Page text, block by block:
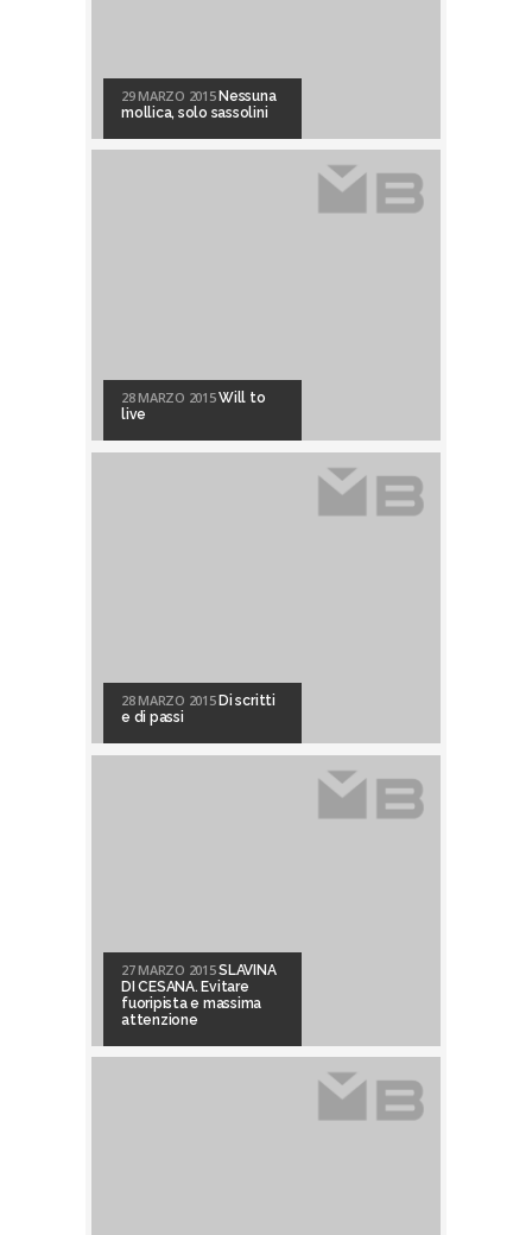
29 MARZO 2015Nessuna
mollica, solo sassolini
28 MARZO 2015Will to
live
28 MARZO 2015Di scritti
e di passi
27 MARZO 2015SLAVINA
DI CESANA. Evitare
fuoripista e massima
attenzione